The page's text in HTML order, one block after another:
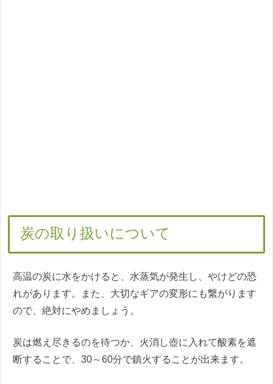
炭の取り扱いについて
高温の炭に水をかけると、水蒸気が発生し、やけどの恐
れがあります。また、大切なギアの変形にも繋がります
ので、絶対にやめましょう。
炭は燃え尽きるのを待つか、火消し壺に入れて酸素を遮
断することで、30～60分で鎮火することが出来ます。